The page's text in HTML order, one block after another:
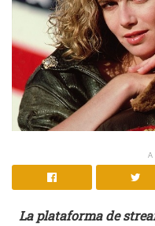
La plataforma de